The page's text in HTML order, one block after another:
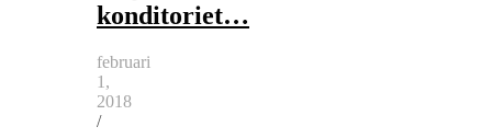
konditoriet…
februari
1,
2018
/